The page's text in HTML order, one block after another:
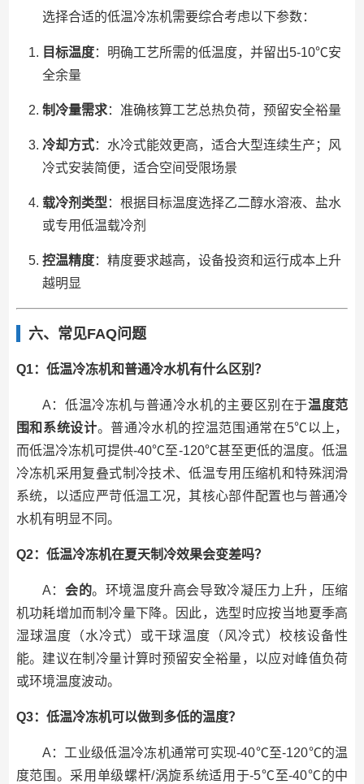
选择合适的低温冷冻机需要综合考虑以下参数：
目标温度：明确工艺所需的低温度，并留出5-10℃安
全余量
制冷量需求：准确核算工艺总热负荷，预留安全裕量
冷却方式：水冷式能效更高，适合大型连续生产；风
冷式安装简便，适合空间受限场景
载冷剂类型 ：根据目标温度选择乙二醇水溶液、盐水
或专用低温载冷剂
控温精度：精度要求越高，设备投资和运行成本上升
越明显
六、常见FAQ问题
Q1：低温冷冻机和普通冷水机有什么区别？
A：低温冷冻机与普通冷水机的主要区别在于温度范
围和系统设计。普通冷水机的控温范围通常在5℃以上，
而低温冷冻机可提供-40℃至-120℃甚至更低的温度。低温
冷冻机采用复叠式制冷技术、低温专用压缩机和特殊润滑
系统，以适应严苛低温工况，其核心部件配置也与普通冷
水机有明显不同。
Q2：低温冷冻机在夏天制冷效果会变差吗？
A： 会的。环境温度升高会导致冷凝压力上升，压缩
机功耗增加而制冷量下降。因此，选型时应按当地夏季高
湿球温度（水冷式）或干球温度（风冷式）校核设备性
能。建议在制冷量计算时预留安全裕量，以应对峰值负荷
或环境温度波动。
Q3：低温冷冻机可以做到多低的温度？
A：工业级低温冷冻机通常可实现-40℃至-120℃的温
度范围。采用单级螺杆/涡旋系统适用于-5℃至-40℃的中